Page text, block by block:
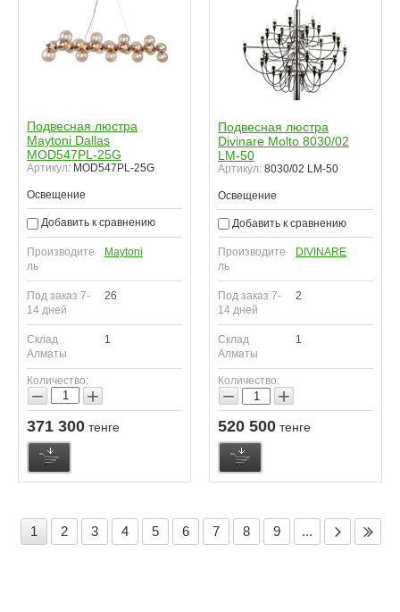
Подвесная люстра
Maytoni Dallas
MOD547PL-25G
Артикул: MOD547PL-25G
Освещение
Добавить к сравнению
Производите
ль
Maytoni
Под заказ 7-
14 дней
26
Склад
Алматы
1
Количество:
− +
371 300 тенге
Подвесная люстра
Divinare Molto 8030/02
LM-50
Артикул: 8030/02 LM-50
Освещение
Добавить к сравнению
Производите
ль
DIVINARE
Под заказ 7-
14 дней
2
Склад
Алматы
1
Количество:
− +
520 500 тенге
1 2 3 4 5 6 7 8 9 ...